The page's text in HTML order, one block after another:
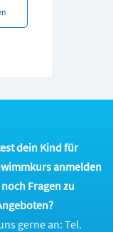
dein Kind für
anmelden
Fragen zu
gerne an: Tel.